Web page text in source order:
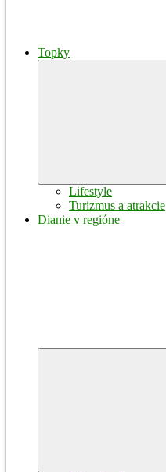
Topky
Lifestyle
Turizmus a atrakcie
Dianie v regióne